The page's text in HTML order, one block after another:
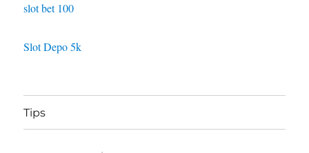
slot bet 100
Slot Depo 5k
Tips